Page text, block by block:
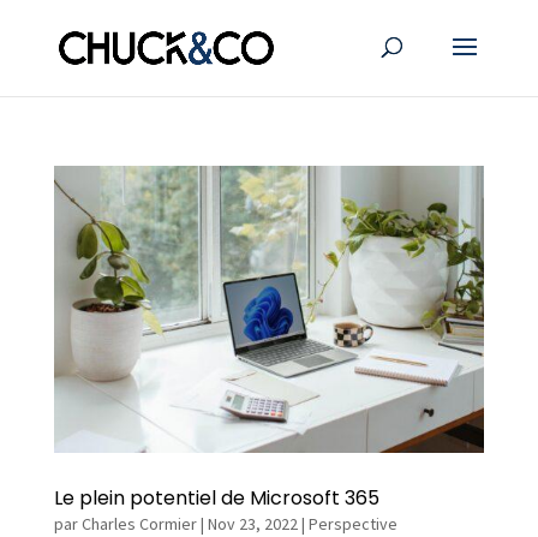
Le plein potentiel de Microsoft 365
parCharles Cormier| Nov 23, 2022| Perspective